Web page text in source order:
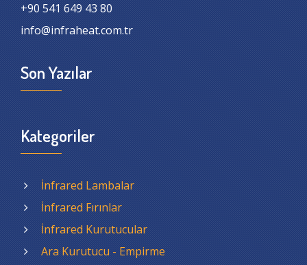
+90 541 649 43 80
info@infraheat.com.tr
Son Yazılar
Kategoriler
İnfrared Lambalar
İnfrared Fırınlar
İnfrared Kurutucular
Ara Kurutucu - Empirme